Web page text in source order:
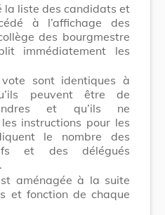
la liste des candidats et
à l’affichage des
des bourgmestre
immédiatement les
sont identiques à
peuvent être de
et qu’ils ne
instructions pour les
le nombre des
et des délégués
aménagée à la suite
et fonction de chaque